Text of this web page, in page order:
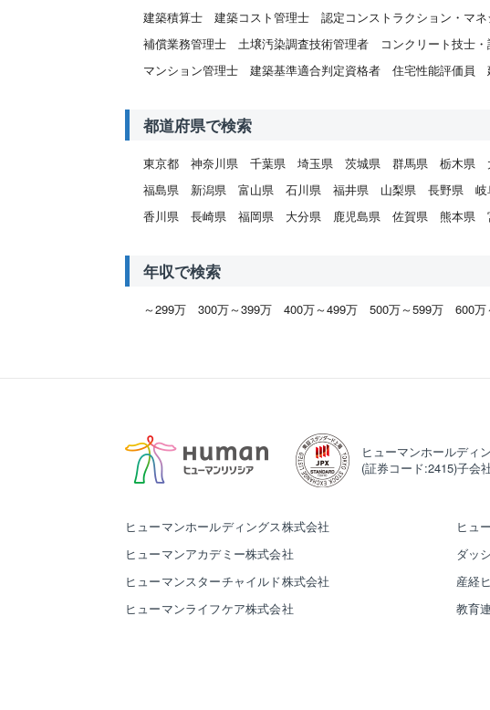
建築積算士
建築コスト管理士 認定コンストラクション・マネ
補償業務管理士
土壌汚染調査技術管理者 コンクリート技士
マンション管理士
建築基準適合判定資格者 住宅性能評価員
都道府県で検索
東京都 神奈川県 千葉県 埼玉県 茨城県 群馬県 栃木県
福島県
新潟県 富山県 石川県 福井県 山梨県 長野県
香川県
長崎県 福岡県 大分県 鹿児島県 佐賀県 熊本県
年収で検索
～299万 300万～399万 400万～499万 500万～599万 600万
ヒューマンホールディ
(証券コード:2415)子会
ヒューマンホールディングス株式会社
ヒューマンアカデミー株式会社
ヒューマンスターチャイルド株式会社
ヒューマンライフケア株式会社
ヒュ
ダッ
産経
教育